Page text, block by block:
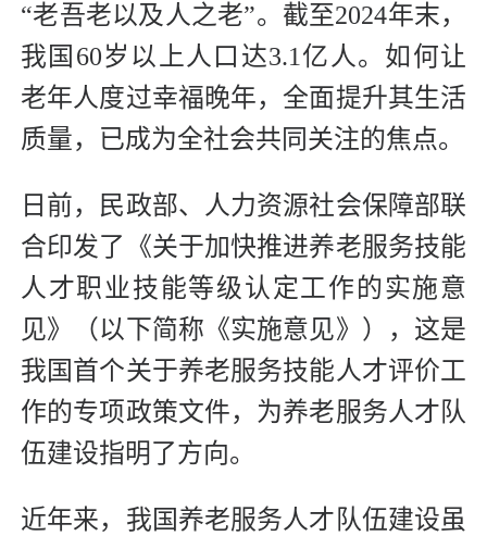
“老吾老以及人之老”。截至2024年末，
我国60岁以上人口达3.1亿人。如何让
老年人度过幸福晚年，全面提升其生活
质量，已成为全社会共同关注的焦点。
日前，民政部、人力资源社会保障部联
合印发了《关于加快推进养老服务技能
人才职业技能等级认定工作的实施意
见》（以下简称《实施意见》），这是
我国首个关于养老服务技能人才评价工
作的专项政策文件，为养老服务人才队
伍建设指明了方向。
近年来，我国养老服务人才队伍建设虽